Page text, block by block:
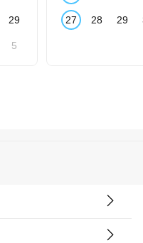
29
5
27 28 29